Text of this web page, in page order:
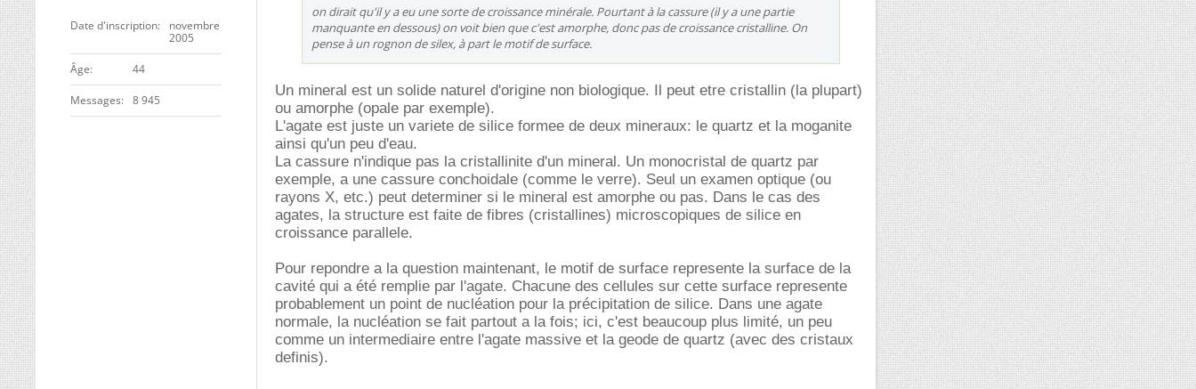
Date d'inscription
novembre
2005
ge 44
Messages 8 945
on dirait qu'il y a eu une sorte de croissance minérale. Pourtant à la cassure (il y a une partie
manquante en dessous) on voit bien que c'est amorphe, donc pas de croissance cristalline. On
pense à un rognon de silex, à part le motif de surface.
Un mineral est un solide naturel d'origine non biologique. Il peut etre cristallin (la plupart)
ou amorphe (opale par exemple).
L'agate est juste un variete de silice formee de deux mineraux: le quartz et la moganite
ainsi qu'un peu d'eau.
La cassure n'indique pas la cristallinite d'un mineral. Un monocristal de quartz par
exemple, a une cassure conchoidale (comme le verre). Seul un examen optique (ou
rayons X, etc.) peut determiner si le mineral est amorphe ou pas. Dans le cas des
agates, la structure est faite de fibres (cristallines) microscopiques de silice en
croissance parallele.
Pour repondre a la question maintenant, le motif de surface represente la surface de la
cavité qui a été remplie par l'agate. Chacune des cellules sur cette surface represente
probablement un point de nucléation pour la précipitation de silice. Dans une agate
normale, la nucléation se fait partout a la fois; ici, c'est beaucoup plus limité, un peu
comme un intermediaire entre l'agate massive et la geode de quartz (avec des cristaux
definis).